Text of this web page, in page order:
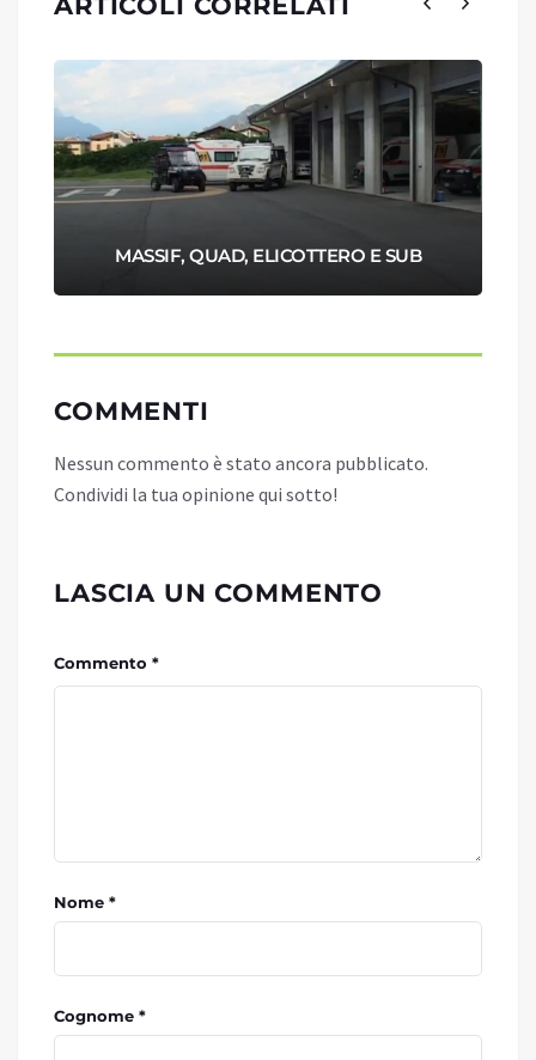
MASSIF, QUAD, ELICOTTERO E SUB
COMMENTI
Nessun commento è stato ancora pubblicato.
Condividi la tua opinione qui sotto!
LASCIA UN COMMENTO
Commento *
Nome *
Cognome *